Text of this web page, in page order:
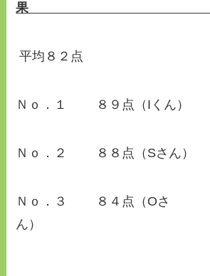
平均８２点
Ｎｏ．１ ８９点（Iくん）
Ｎｏ．２ ８８点（Sさん）
Ｎｏ．３ ８４点（Oさ
ん）